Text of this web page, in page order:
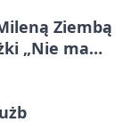
Ziembą
„Nie mam